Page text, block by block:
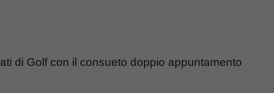
di Golf con il consueto doppio appuntamento